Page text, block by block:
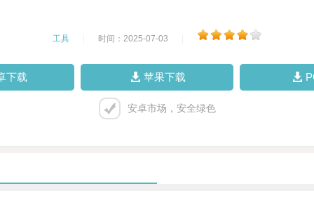
工具 时间：2025-07-03
下载 苹果下载
安卓市场，安全绿色